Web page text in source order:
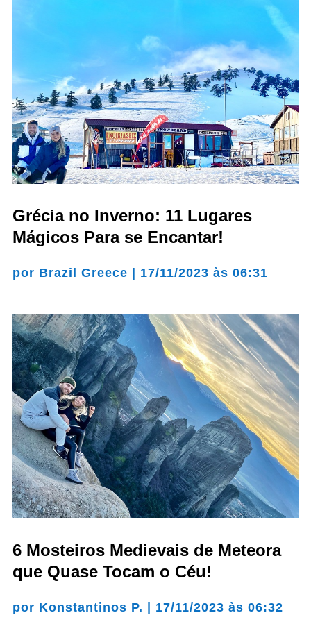
Grécia no Inverno: 11 Lugares
Mágicos Para se Encantar!
por Brazil Greece | 17/11/2023 às 06:31
6 Mosteiros Medievais de Meteora
que Quase Tocam o Céu!
por Konstantinos P. 17/11/2023 às 06:32